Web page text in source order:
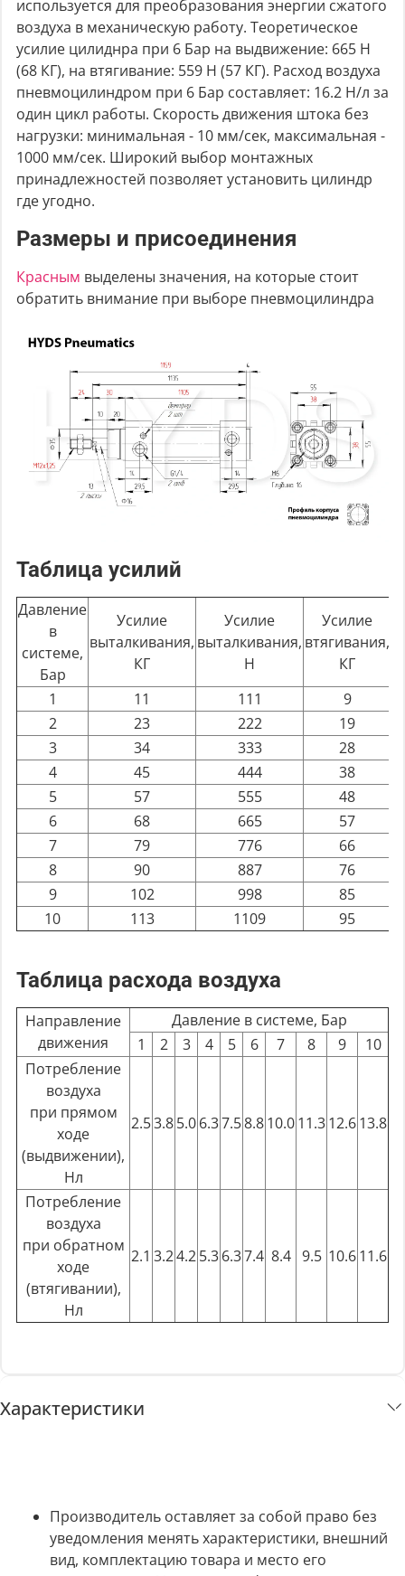
используется для преобразования энергии сжатого
воздуха в механическую работу. Теоретическое
усилие цилиднра при 6 Бар на выдвижение: 665 Н
(68 КГ), на втягивание: 559 Н (57 КГ). Расход воздуха
пневмоцилиндром при 6 Бар составляет: 16.2 Н/л за
один цикл работы. Скорость движения штока без
нагрузки: минимальная - 10 мм/сек, максимальная -
1000 мм/сек. Широкий выбор монтажных
принадлежностей позволяет установить цилиндр
где угодно.
Размеры и присоединения
Красным выделены значения, на которые стоит
обратить внимание при выборе пневмоцилиндра
Таблица усилий
Давление
в
системе,
Бар
Усилие
выталкивания,
КГ
Усилие
выталкивания,
Н
Усилие
втягивания,
КГ
1 11 111
9
2
23 222
19
3
34 333
28
4
45 444
38
5
57 555
48
6
68 665
57
7
79 776
66
8
90 887
76
9
102 998
85
10
113 1109 95
Таблица расхода воздуха
Направление
движения
Давление в системе, Бар
1
2 3 4 5 6 7 8 9
10
Потребление
воздуха
при прямом
ходе
(выдвижении),
Нл
2.53.85.06.37.58.810.011.312.613.8
Потребление
воздуха
при обратном
ходе
(втягивании),
Нл
2.1 3.24.25.36.37.4 8.4 9.5 10.611.6
Характеристики
Производитель оставляет за собой право без
уведомления менять характеристики, внешний
вид, комплектацию товара и место его